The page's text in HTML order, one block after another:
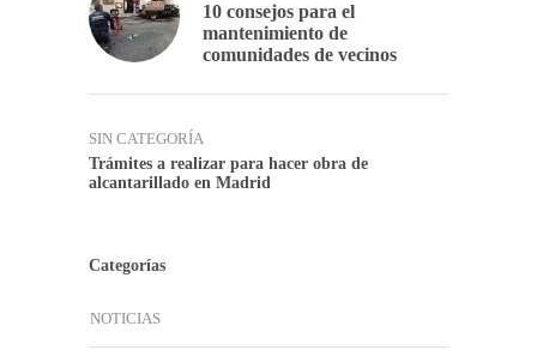
10 consejos para el
mantenimiento de
comunidades de vecinos
SIN CATEGORÍA
Trámites a realizar para hacer obra de
alcantarillado en Madrid
Categorías
NOTICIAS